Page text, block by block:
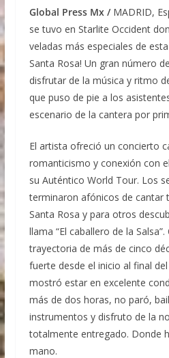
Global Press Mx / MADRID,
se tuvo en Starlite Occident
veladas más especiales de
Santa Rosa! Un gran número
disfrutar de la música y ritmo
que puso de pie a los
escenario de la cantera por
El artista ofreció un concierto
romanticismo y conexión con
su Auténtico World Tour. Los
terminaron afónicos de cantar
Santa Rosa y para otros
llama “El caballero de la
trayectoria de más de cinco
fuerte desde el inicio al final
mostró estar en excelente
más de dos horas, no paró,
instrumentos y disfruto de la
totalmente entregado. Donde
mano.